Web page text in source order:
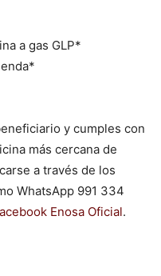
a gas GLP*
y cumples con
más cercana de
a través de los
WhatsApp 991 334
Enosa Oficial.